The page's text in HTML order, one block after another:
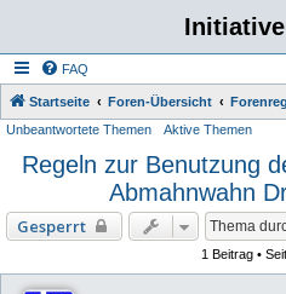
Initiative
FAQ
Startseite Foren-Übersicht
Unbeantwortete Themen Aktive Themen
Regeln zur Benutzung
Abmahnwahn
Gesperrt
1 Beitrag •